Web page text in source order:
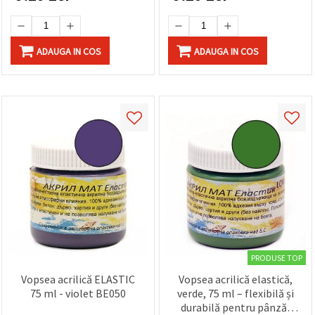
făcând clic
pe butonul
"Salvați"
Аcceptati
ADAUGA IN COS ADAUGA IN COS
Vopsea acrilică ELASTIC
75 ml - violet BE050
PRODUSE TOP
Vopsea acrilică elastică,
verde, 75 ml – flexibilă și
durabilă pentru pânză,